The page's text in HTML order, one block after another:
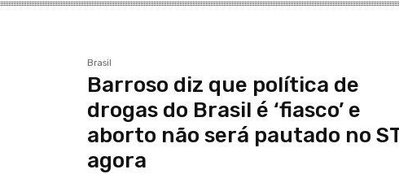
Brasil
Barroso diz que política de
drogas do Brasil é ‘fiasco’ e
aborto não será pautado no
agora